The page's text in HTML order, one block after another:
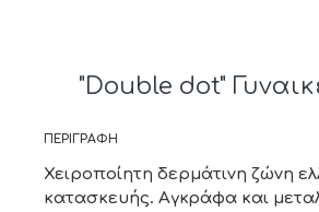
"Double dot"
ΠΕΡΙΓΡΑΦΉ
Χειροποίητη δερμάτινη ζώνη
κατασκευής. Αγκράφα και